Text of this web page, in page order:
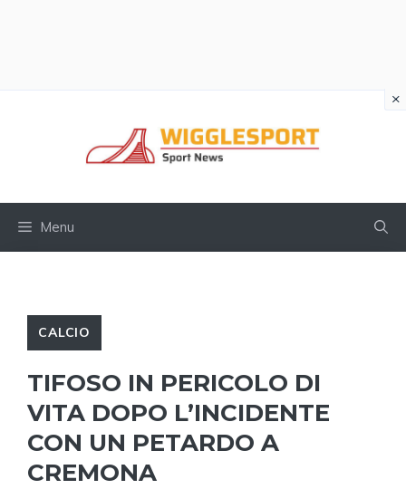
Menu
CALCIO
TIFOSO IN PERICOLO DI
VITA DOPO L’INCIDENTE
CON UN PETARDO A
CREMONA
×